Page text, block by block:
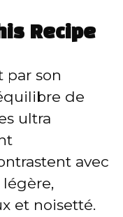
Recipe
par son
de
ultra
avec
et noisetté.